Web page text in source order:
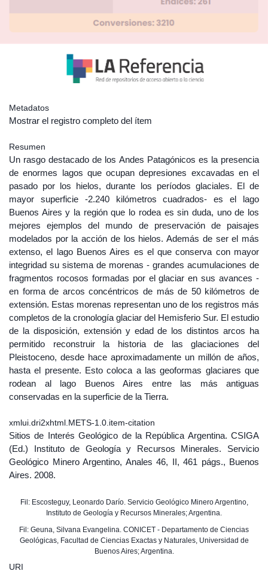
Metadatos
Mostrar el registro completo del ítem
Resumen
Un rasgo destacado de los Andes Patagónicos es la presencia
de enormes lagos que ocupan depresiones excavadas en el
pasado por los hielos, durante los períodos glaciales. El de
mayor superficie -2.240 kilómetros cuadrados- es el lago
Buenos Aires y la región que lo rodea es sin duda, uno de los
mejores ejemplos del mundo de preservación de paisajes
modelados por la acción de los hielos. Además de ser el más
extenso, el lago Buenos Aires es el que conserva con mayor
integridad su sistema de morenas - grandes acumulaciones de
fragmentos rocosos formadas por el glaciar en sus avances -
en forma de arcos concéntricos de más de 50 kilómetros de
extensión. Estas morenas representan uno de los registros más
completos de la cronología glaciar del Hemisferio Sur. El estudio
de la disposición, extensión y edad de los distintos arcos ha
permitido reconstruir la historia de las glaciaciones del
Pleistoceno, desde hace aproximadamente un millón de años,
hasta el presente. Esto coloca a las geoformas glaciares que
rodean al lago Buenos Aires entre las más antiguas
conservadas en la superficie de la Tierra.
xmlui.dri2xhtml.METS-1.0.item-citation
Sitios de Interés Geológico de la República Argentina. CSIGA
(Ed.) Instituto de Geología y Recursos Minerales. Servicio
Geológico Minero Argentino, Anales 46, II, 461 págs., Buenos
Aires. 2008.
Fil: Escosteguy, Leonardo Darío. Servicio Geológico Minero Argentino,
Instituto de Geología y Recursos Minerales; Argentina.
Fil: Geuna, Silvana Evangelina. CONICET - Departamento de Ciencias
Geológicas, Facultad de Ciencias Exactas y Naturales, Universidad de
Buenos Aires; Argentina.
URI